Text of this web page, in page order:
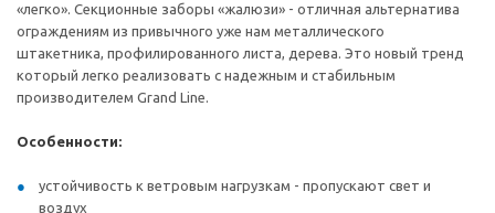
«легко». Секционные заборы «жалюзи» - отличная альтернатива
ограждениям из привычного уже нам металлического
штакетника, профилированного листа, дерева. Это новый тренд
который легко реализовать с надежным и стабильным
производителем Grand Line.
Особенности:
устойчивость к ветровым нагрузкам - пропускают свет и
воздух